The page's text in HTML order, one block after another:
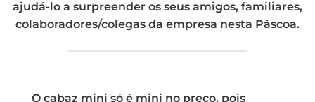
ajudá-lo a surpreender os seus amigos, familiares,
colaboradores/colegas da empresa nesta Páscoa.
O cabaz mini só é mini no preço, pois